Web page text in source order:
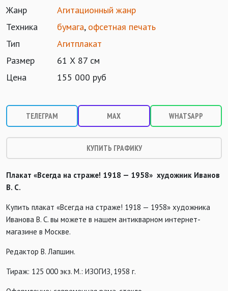
Жанр
Агитационный жанр
Техника
бумага, офсетная печать
Тип
Агитплакат
Размер
61 Х 87 см
Цена
155 000 руб
ТЕЛЕГРАМ MAX WHATSAPP
КУПИТЬ ГРАФИКУ
Плакат «Всегда на страже! 1918 — 1958» художник Иванов
В. С.
Купить плакат «Всегда на страже! 1918 — 1958» художника
Иванова В. С. вы можете в нашем антикварном интернет-
магазине в Москве.
Редактор В. Лапшин.
Тираж: 125 000 экз. М.: ИЗОГИЗ, 1958 г.